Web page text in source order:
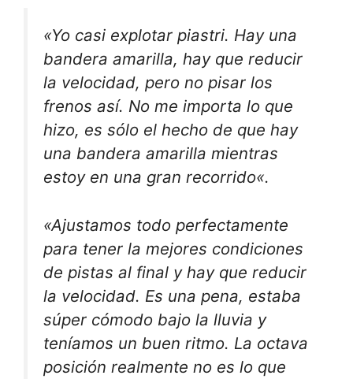
«Yo casi explotar piastri. Hay una
bandera amarilla, hay que reducir
la velocidad, pero no pisar los
frenos así. No me importa lo que
hizo, es sólo el hecho de que hay
una bandera amarilla mientras
estoy en una gran recorrido«.
«Ajustamos todo perfectamente
para tener la mejores condiciones
de pistas al final y hay que reducir
la velocidad. Es una pena, estaba
súper cómodo bajo la lluvia y
teníamos un buen ritmo. La octava
posición realmente no es lo que